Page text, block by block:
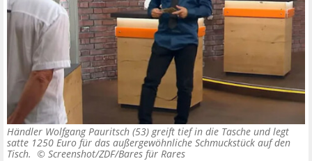
Händler Wolfgang Pauritsch (53) greift tief in die Tasche und legt
satte 1250 Euro für das außergewöhnliche Schmuckstück auf den
Tisch. © Screenshot/ZDF/Bares für Rares